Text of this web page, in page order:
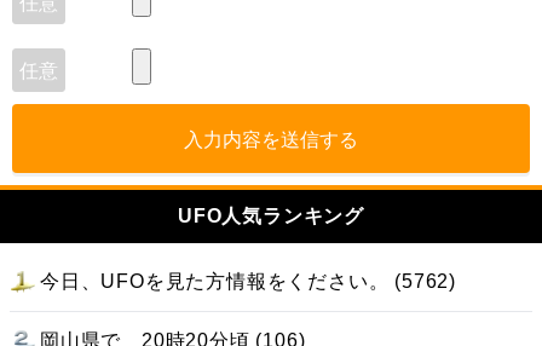
入力内容を送信する
UFO人気ランキング
今日、UFOを見た方情報をください。 (5762)
岡山県で 20時20分頃 (106)